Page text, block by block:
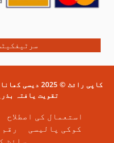
کاپی رائٹ ©
تقویت یافتہ
استعمال کی اصطلاح
کوکی پالیسی
سائٹ